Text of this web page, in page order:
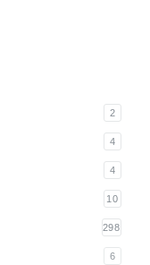
2
4
4
10
298
6